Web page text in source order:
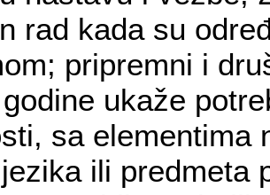
rad kada su
pripremni i
ukaže
sa elementima
ili predmeta